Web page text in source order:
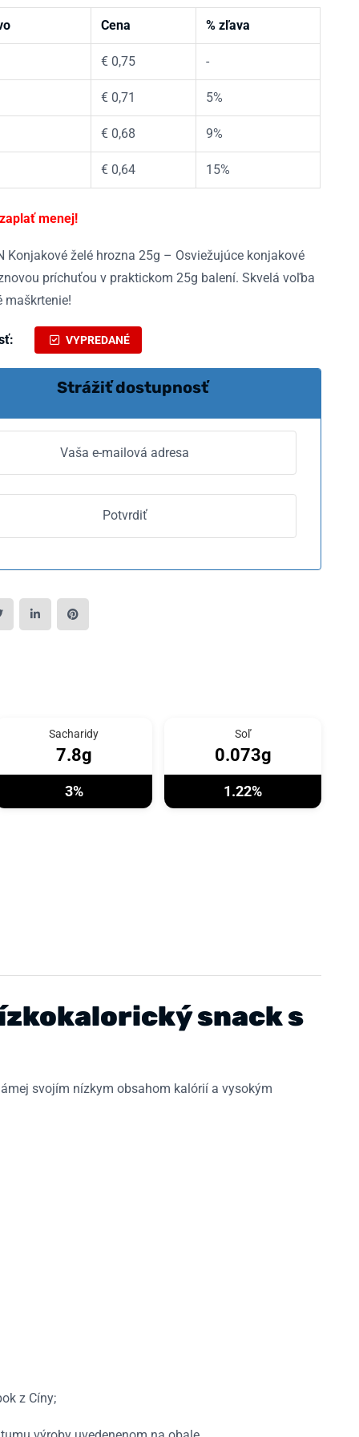
Cena % zľava
€ 0,75 -
€ 0,71 5%
€ 0,68 9%
€ 0,64 15%
menej!
Konjakové želé hrozna 25g – Osviežujúce konjakové
príchuťou v praktickom 25g balení. Skvelá voľba
maškrtenie!
VYPREDANÉ
Strážiť dostupnosť
Sacharidy
7.8g
3%
Soľ
0.073g
1.22%
snack s
svojím nízkym obsahom kalórií a vysokým
z Cíny;